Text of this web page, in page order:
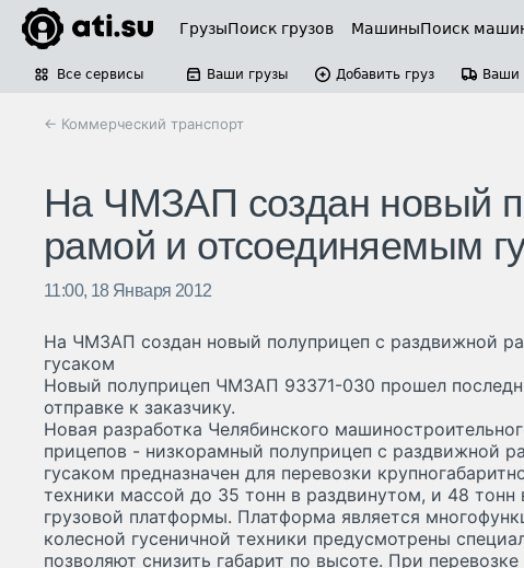
ГрузыПоиск грузов МашиныПоиск
Все сервисы Ваши грузы Добавить груз
← Коммерческий транспорт
На ЧМЗАП создан новый
рамой и отсоединяемым
11:00, 18 Января 2012
На ЧМЗАП создан новый полуприцеп с раздвижной
гусаком
Новый полуприцеп ЧМЗАП 93371-030 прошел
отправке к заказчику.
Новая разработка Челябинского
прицепов - низкорамный полуприцеп с раздвижной
гусаком предназначен для перевозки
техники массой до 35 тонн в раздвинутом, и 48
грузовой платформы. Платформа является
колесной гусеничной техники предусмотрены
позволяют снизить габарит по высоте. При